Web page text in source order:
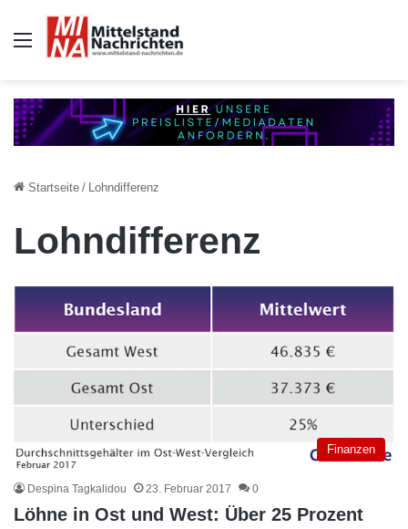
Auswahl
Startseite / Lohndifferenz
Lohndifferenz
Finanzen
Despina Tagkalidou 23. Februar 2017 0
Löhne in Ost und West: Über 25 Prozent